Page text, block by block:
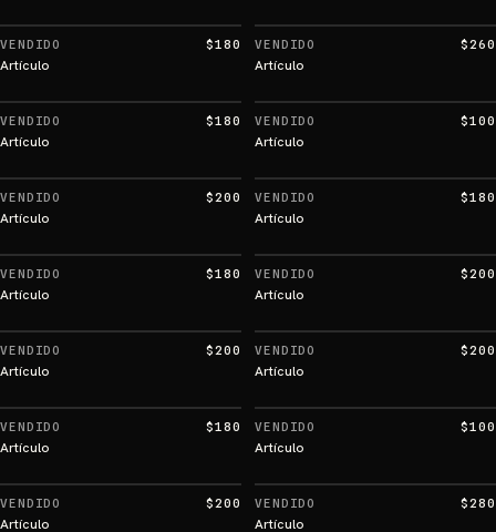
VENDIDO $180
Artículo
VENDIDO $260
Artículo
VENDIDO $180
Artículo
VENDIDO $100
Artículo
VENDIDO $200
Artículo
VENDIDO $180
Artículo
VENDIDO $180
Artículo
VENDIDO $200
Artículo
VENDIDO $200
Artículo
VENDIDO $200
Artículo
VENDIDO $180
Artículo
VENDIDO $100
Artículo
VENDIDO $200
Artículo
VENDIDO $280
Artículo